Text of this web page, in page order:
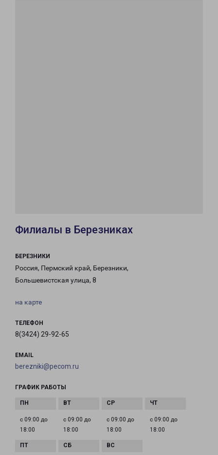
Филиалы в Березниках
БЕРЕЗНИКИ
Россия, Пермский край, Березники,
Большевистская улица, 8
на карте
ТЕЛЕФОН
8(3424) 29-92-65
EMAIL
berezniki@pecom.ru
ГРАФИК РАБОТЫ
с 09:00 до
18:00
с 09:00 до
18:00
с 09:00 до
18:00
с 09:00 до
18:00